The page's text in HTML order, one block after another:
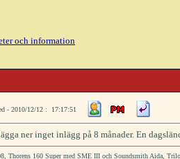
och information
- 2010/12/12 : 17:17:51
ner inget inlägg på 8 månader. En
Thorens 160 Super med SME III och Soundsmith Aida,